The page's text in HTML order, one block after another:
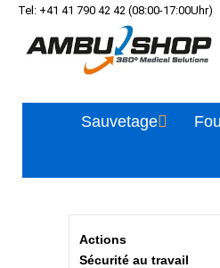
Tel: +41 41 790 42 42 (08:00-17:00Uhr)
Sauvetage
Actions
Sécurité au travail